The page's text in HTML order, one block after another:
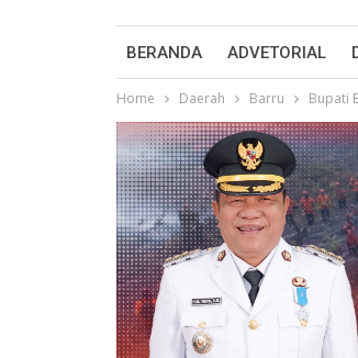
BERANDA ADVETORIAL
Home Daerah Barru Bupati